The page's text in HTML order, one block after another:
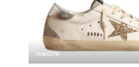
Новости